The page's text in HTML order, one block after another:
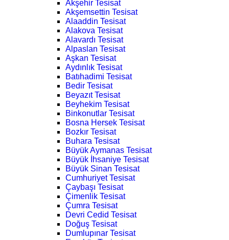
Akşehir Tesisat
Akşemsettin Tesisat
Alaaddin Tesisat
Alakova Tesisat
Alavardı Tesisat
Alpaslan Tesisat
Aşkan Tesisat
Aydınlık Tesisat
Batıhadimi Tesisat
Bedir Tesisat
Beyazıt Tesisat
Beyhekim Tesisat
Binkonutlar Tesisat
Bosna Hersek Tesisat
Bozkır Tesisat
Buhara Tesisat
Büyük Aymanas Tesisat
Büyük İhsaniye Tesisat
Büyük Sinan Tesisat
Cumhuriyet Tesisat
Çaybaşı Tesisat
Çimenlik Tesisat
Çumra Tesisat
Devri Cedid Tesisat
Doğuş Tesisat
Dumlupınar Tesisat